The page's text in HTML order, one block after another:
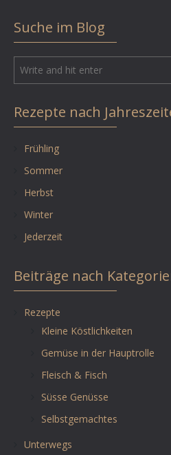
Suche im Blog
Rezepte nach
Frühling
Sommer
Herbst
Winter
Jederzeit
Beiträge nach
Rezepte
Kleine Köstlichkeiten
Gemüse in der Hauptrolle
Fleisch & Fisch
Süsse Genüsse
Selbstgemachtes
Unterwegs